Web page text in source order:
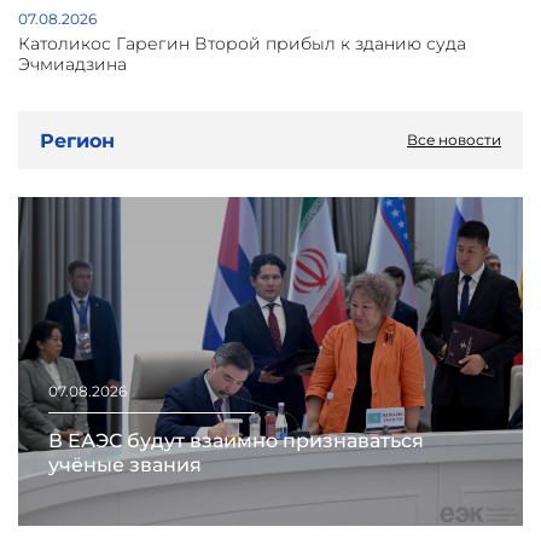
07.08.2026
Католикос Гарегин Второй прибыл к зданию суда
Эчмиадзина
Регион Все новости
07.08.2026
В ЕАЭС будут взаимно признаваться
учёные звания